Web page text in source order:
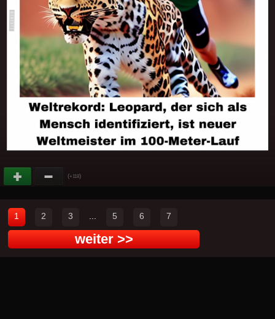
(+118)
1 2 3 ... 5 6 7
weiter >>